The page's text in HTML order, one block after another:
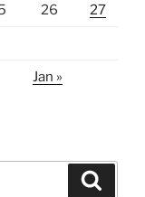
26 27
Jan »